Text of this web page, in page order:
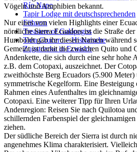
Río Napo
Tapir Lodge mit deutschsprechenden
Führern
Treasure of Galápagos
Tren Crucero – Historische
Zugstrecke in Ecuador
Vögeln und Amphibien bekannt.
Nur eines von vielen Highlights einer
nördliche Sierra Ecuadors ist die Straße
Humboldt gab ihr diesen Namen während
Gemeint ist damit die zwischen Quito und
Andenkette, die sich durch eine sehr hohe
z.B. dem Cotopaxi, auszeichnet. Der
zweithöchste Berg Ecuadors (5.900 Meter)
symmetrische Kegelform. Eine
Rahmen eines Aufenthaltes im
Cotopaxi. Eine weiterer Tipp für Ihren
Andenregion: Reisen Sie nach Quilotoa
schillernden Farbenspiel der
ziehen.
Der südliche Bereich der Sierra ist durch
angenehmes Klima charakterisiert.